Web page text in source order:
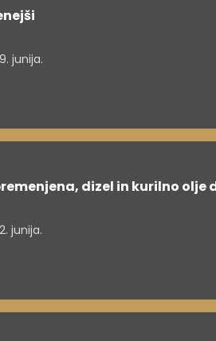
junija.
dizel in kurilno olje
junija.